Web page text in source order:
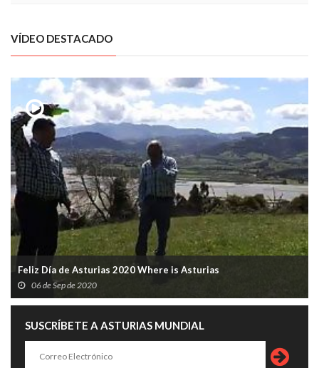
VÍDEO DESTACADO
Feliz Día de Asturias 2020 Where is Asturias
06 de Sep de 2020
SUSCRÍBETE A ASTURIAS MUNDIAL